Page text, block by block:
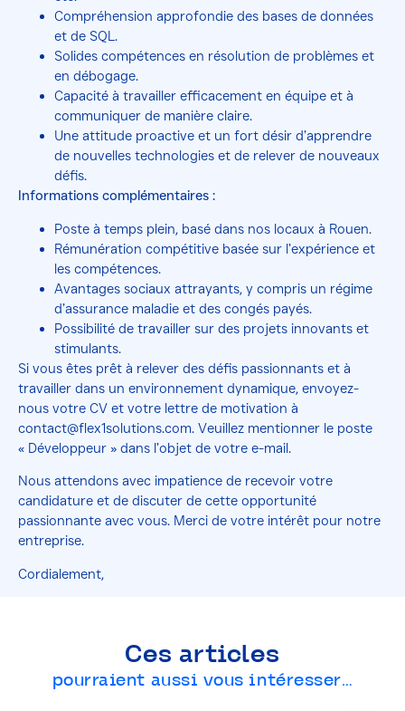
Compréhension approfondie des bases de données
et de SQL.
Solides compétences en résolution de problèmes et
en débogage.
Capacité à travailler efficacement en équipe et à
communiquer de manière claire.
Une attitude proactive et un fort désir d’apprendre
de nouvelles technologies et de relever de nouveaux
défis.
Informations complémentaires :
Poste à temps plein, basé dans nos locaux à Rouen.
Rémunération compétitive basée sur l’expérience et
les compétences.
Avantages sociaux attrayants, y compris un régime
d’assurance maladie et des congés payés.
Possibilité de travailler sur des projets innovants et
stimulants.
Si vous êtes prêt à relever des défis passionnants et à
travailler dans un environnement dynamique, envoyez-
nous votre CV et votre lettre de motivation à
contact@flex1solutions.com. Veuillez mentionner le poste
« Développeur » dans l’objet de votre e-mail.
Nous attendons avec impatience de recevoir votre
candidature et de discuter de cette opportunité
passionnante avec vous. Merci de votre intérêt pour notre
entreprise.
Cordialement,
Ces articles
pourraient aussi vous intéresser…